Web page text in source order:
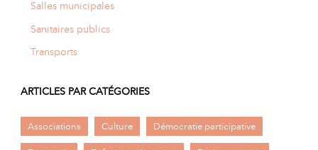
Salles municipales
Sanitaires publics
Transports
ARTICLES PAR CATÉGORIES
Associations Culture Démocratie participative